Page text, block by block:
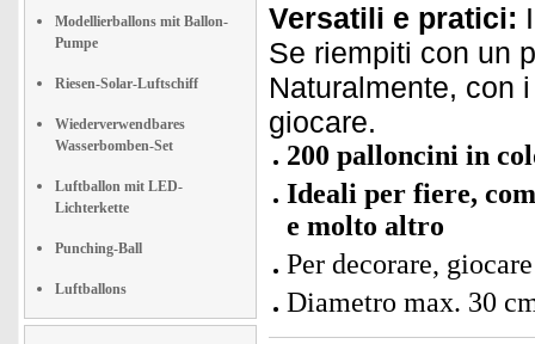
Modellierballons mit Ballon-
Pumpe
Riesen-Solar-Luftschiff
Wiederverwendbares
Wasserbomben-Set
Luftballon mit LED-
Lichterkette
Punching-Ball
Luftballons
Versatili e pratici:
Se riempiti con un
Naturalmente, con
giocare.
200 palloncini in
Ideali per fiere,
e molto altro
Per decorare,
Diametro max. 30